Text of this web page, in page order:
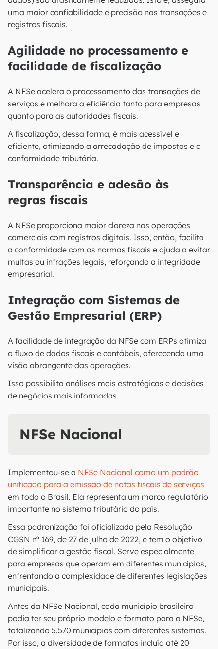
uma maior confiabilidade e precisão nas transações e
registros fiscais.
Agilidade no processamento e
facilidade de fiscalização
A NFSe acelera o processamento das transações de
serviços e melhora a eficiência tanto para empresas
quanto para as autoridades fiscais.
A fiscalização, dessa forma, é mais acessível e
eficiente, otimizando a arrecadação de impostos e a
conformidade tributária.
Transparência e adesão às
regras fiscais
A NFSe proporciona maior clareza nas operações
comerciais com registros digitais. Isso, então, facilita
a conformidade com as normas fiscais e ajuda a evitar
multas ou infrações legais, reforçando a integridade
empresarial.
Integração com Sistemas de
Gestão Empresarial (ERP)
A facilidade de integração da NFSe com ERPs otimiza
o fluxo de dados fiscais e contábeis, oferecendo uma
visão abrangente das operações.
Isso possibilita análises mais estratégicas e decisões
de negócios mais informadas.
NFSe Nacional
Implementou-se a NFSe Nacional como um padrão
unificado para a emissão de notas fiscais de serviços
em todo o Brasil. Ela representa um marco regulatório
importante no sistema tributário do país.
Essa padronização foi oficializada pela Resolução
CGSN nº 169, de 27 de julho de 2022, e tem o objetivo
de simplificar a gestão fiscal. Serve especialmente
para empresas que operam em diferentes municípios,
enfrentando a complexidade de diferentes legislações
municipais.
Antes da NFSe Nacional, cada município brasileiro
podia ter seu próprio modelo e formato para a NFSe,
totalizando 5.570 municípios com diferentes sistemas.
Por isso, a diversidade de formatos incluía até 20